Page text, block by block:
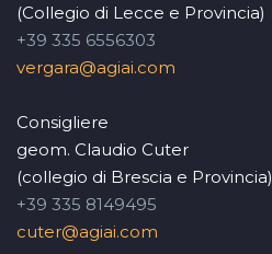
(Collegio di Lecce e Provincia)
+39 335 6556303
vergara@agiai.com
Consigliere
geom. Claudio Cuter
(collegio di Brescia e Provincia)
+39 335 8149495
cuter@agiai.com